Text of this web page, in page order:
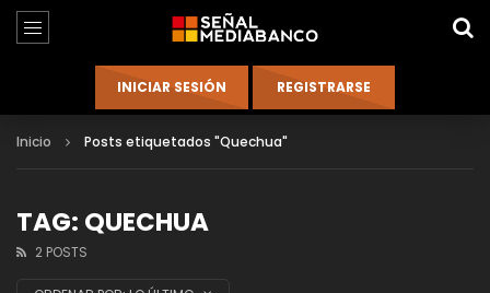
Inicio Posts etiquetados "Quechua"
TAG: QUECHUA
2 POSTS